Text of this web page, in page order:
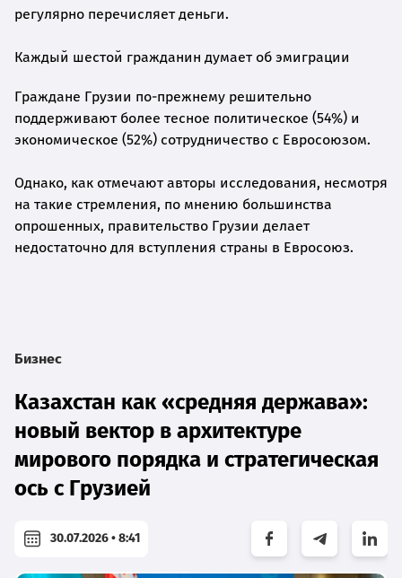
регулярно перечисляет деньги.
Каждый шестой гражданин думает об эмиграции
Граждане Грузии по-прежнему решительно
поддерживают более тесное политическое (54%) и
экономическое (52%) сотрудничество с Евросоюзом.
Однако, как отмечают авторы исследования, несмотря
на такие стремления, по мнению большинства
опрошенных, правительство Грузии делает
недостаточно для вступления страны в Евросоюз.
Бизнес
Казахстан как «средняя держава»:
новый вектор в архитектуре
мирового порядка и стратегическая
ось с Грузией
30.07.2026 • 8:41